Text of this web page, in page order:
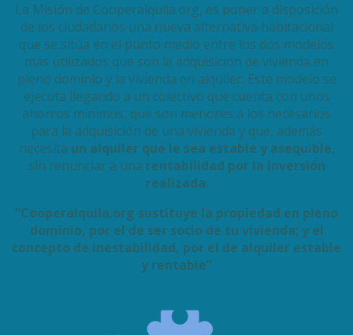
La Misión de Cooperalquila.org, es poner a disposición
de los ciudadanos una nueva alternativa habitacional
que se sitúa en el punto medio entre los dos modelos
más utilizados que son la adquisición de vivienda en
pleno dominio y la vivienda en alquiler. Este modelo se
ejecuta llegando a un colectivo que cuenta con unos
ahorros mínimos, que son menores a los necesarios
para la adquisición de una vivienda y que, además
necesita un alquiler que le sea estable y asequible,
sin renunciar a una rentabilidad por la inversión
realizada.
“Cooperalquila.org sustituye la propiedad en pleno
dominio, por el de ser socio de tu vivienda; y el
concepto de inestabilidad, por el de alquiler estable
y rentable”